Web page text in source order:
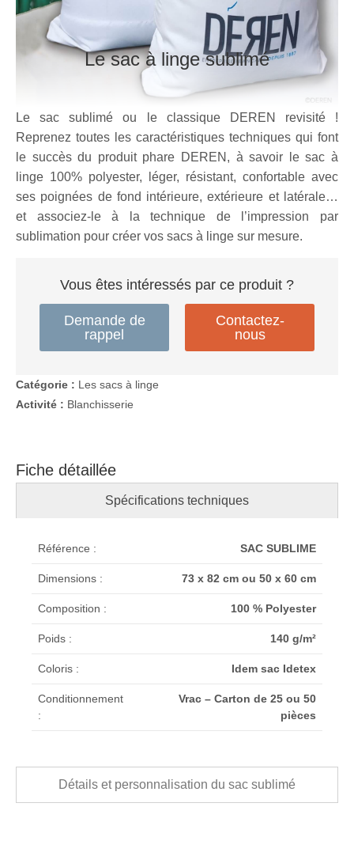
Le sac à linge sublimé
Le sac sublimé ou le classique DEREN revisité !
Reprenez toutes les caractéristiques techniques qui font
le succès du produit phare DEREN, à savoir le sac à
linge 100% polyester, léger, résistant, confortable avec
ses poignées de fond intérieure, extérieure et latérale…
et associez-le à la technique de l’impression par
sublimation pour créer vos sacs à linge sur mesure.
Vous êtes intéressés par ce produit ?
Demande de
rappel
Contactez-
nous
Catégorie : Les sacs à linge
Activité : Blanchisserie
Fiche détaillée
Spécifications techniques
Détails et personnalisation du sac sublimé
Référence : SAC SUBLIME
Dimensions : 73 x 82 cm ou 50 x 60 cm
Composition : 100 % Polyester
Poids : 140 g/m²
Coloris : Idem sac Idetex
Conditionnement
:
Vrac – Carton de 25 ou 50
pièces